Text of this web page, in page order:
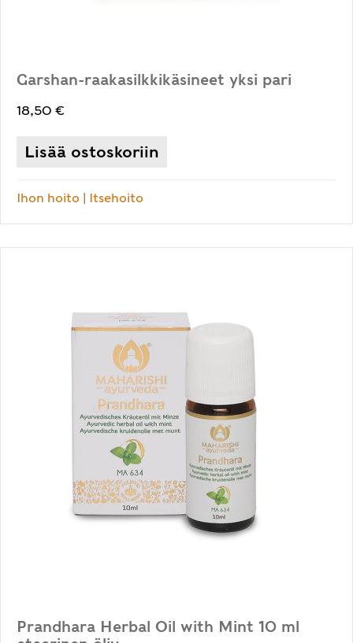
Garshan-raakasilkkikäsineet yksi pari
18,50 €
Lisää ostoskoriin
Ihon hoito | Itsehoito
Prandhara Herbal Oil with Mint 10 ml